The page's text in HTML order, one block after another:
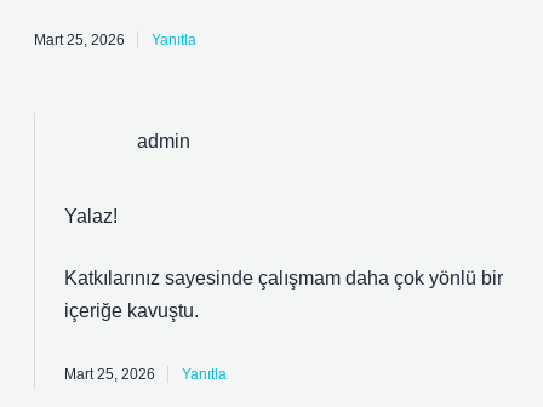
Mart 25, 2026 Yanıtla
admin
Yalaz!
Katkılarınız sayesinde çalışmam daha çok yönlü bir
içeriğe kavuştu.
Mart 25, 2026 Yanıtla